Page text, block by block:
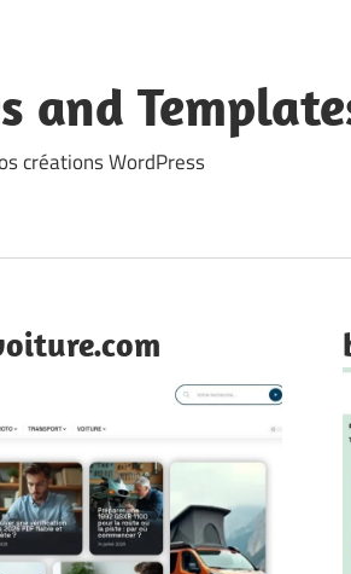
and
créations WordPress